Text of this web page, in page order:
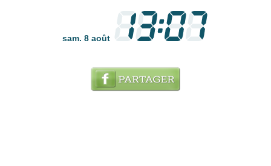
sam. 8 août